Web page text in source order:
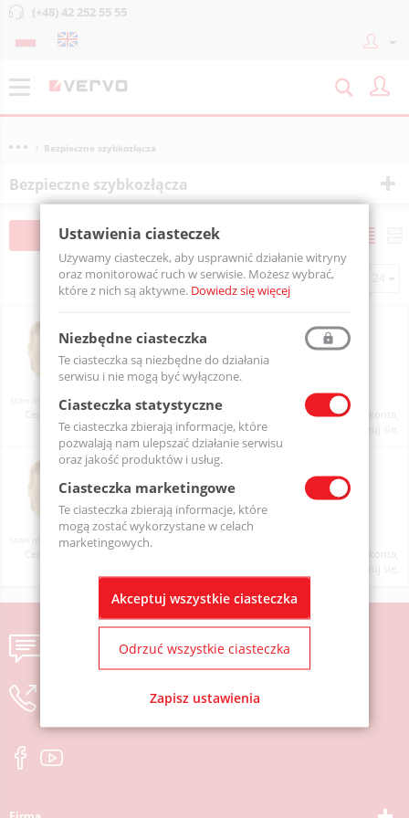
(+48) 42 252 55 55
Bezpieczne szybkozłącza
Bezpieczne szybkozłącza
Filtruj Sortuj
Na stronie
233G0220
Na zamówienie
Ceny produktów widoczne dopiero po zalogowaniu. Jeżeli nie posiadasz konta,
Regulator CARTREG 1/4" 4 Bar BSP
Dostępny
Ceny produktów widoczne dopiero po zalogowaniu. Jeżeli nie posiadasz konta,
Wyślij wiadomość
zostaw numer, oddzwonimy
Ustawienia ciasteczek
Używamy ciasteczek, aby usprawnić działanie witryny
oraz monitorować ruch w serwisie. Możesz wybrać,
które z nich są aktywne. Dowiedz się więcej
Niezbędne ciasteczka
Te ciasteczka są niezbędne do działania
serwisu i nie mogą być wyłączone.
Ciasteczka statystyczne
Te ciasteczka zbierają informacje, które
pozwalają nam ulepszać działanie serwisu
oraz jakość produktów i usług.
Ciasteczka marketingowe
Te ciasteczka zbierają informacje, które
mogą zostać wykorzystane w celach
marketingowych.
Akceptuj wszystkie ciasteczka
Odrzuć wszystkie ciasteczka
Zapisz ustawienia